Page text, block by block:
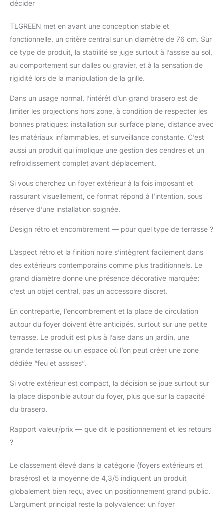
décider
TLGREEN met en avant une conception stable et
fonctionnelle, un critère central sur un diamètre de 76 cm. Sur
ce type de produit, la stabilité se juge surtout à l’assise au sol,
au comportement sur dalles ou gravier, et à la sensation de
rigidité lors de la manipulation de la grille.
Dans un usage normal, l’intérêt d’un grand brasero est de
limiter les projections hors zone, à condition de respecter les
bonnes pratiques: installation sur surface plane, distance avec
les matériaux inflammables, et surveillance constante. C’est
aussi un produit qui implique une gestion des cendres et un
refroidissement complet avant déplacement.
Si vous cherchez un foyer extérieur à la fois imposant et
rassurant visuellement, ce format répond à l’intention, sous
réserve d’une installation soignée.
Design rétro et encombrement — pour quel type de terrasse ?
L’aspect rétro et la finition noire s’intègrent facilement dans
des extérieurs contemporains comme plus traditionnels. Le
grand diamètre donne une présence décorative marquée:
c’est un objet central, pas un accessoire discret.
En contrepartie, l’encombrement et la place de circulation
autour du foyer doivent être anticipés, surtout sur une petite
terrasse. Le produit est plus à l’aise dans un jardin, une
grande terrasse ou un espace où l’on peut créer une zone
dédiée “feu et assises”.
Si votre extérieur est compact, la décision se joue surtout sur
la place disponible autour du foyer, plus que sur la capacité
du brasero.
Rapport valeur/prix — que dit le positionnement et les retours
?
Le classement élevé dans la catégorie (foyers extérieurs et
braséros) et la moyenne de 4,3/5 indiquent un produit
globalement bien reçu, avec un positionnement grand public.
L’argument principal reste la polyvalence: un foyer